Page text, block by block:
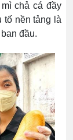
chả cá đầy
tố nền tảng là
đầu.